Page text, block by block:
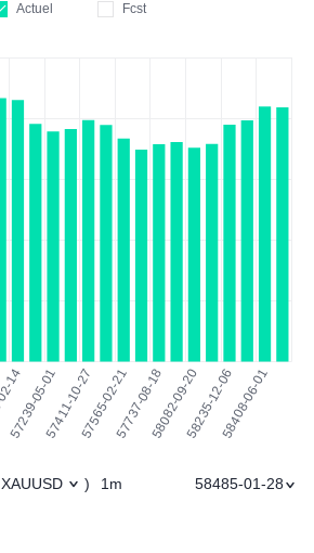
Actuel
Fcst
XAUUSD ) 1m 58485-01-28